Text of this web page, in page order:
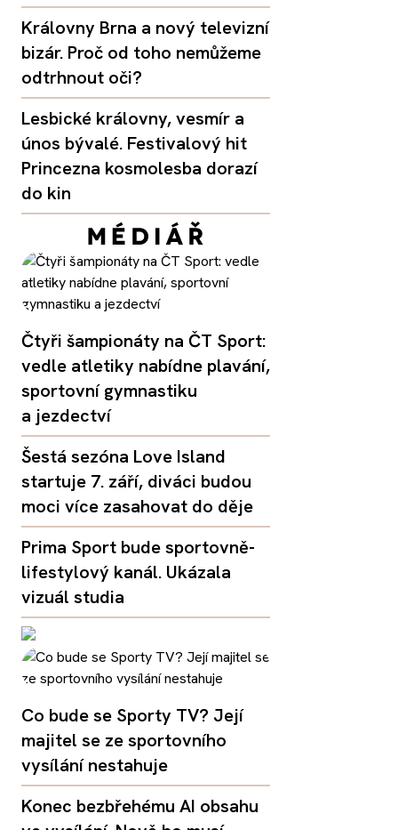
Královny Brna a nový televizní
bizár. Proč od toho nemůžeme
odtrhnout oči?
Lesbické královny, vesmír a
únos bývalé. Festivalový hit
Princezna kosmolesba dorazí
do kin
Čtyři šampionáty na ČT Sport:
vedle atletiky nabídne plavání,
sportovní gymnastiku
a jezdectví
Šestá sezóna Love Island
startuje 7. září, diváci budou
moci více zasahovat do děje
Prima Sport bude sportovně-
lifestylový kanál. Ukázala
vizuál studia
Co bude se Sporty TV? Její
majitel se ze sportovního
vysílání nestahuje
Konec bezbřehému AI obsahu